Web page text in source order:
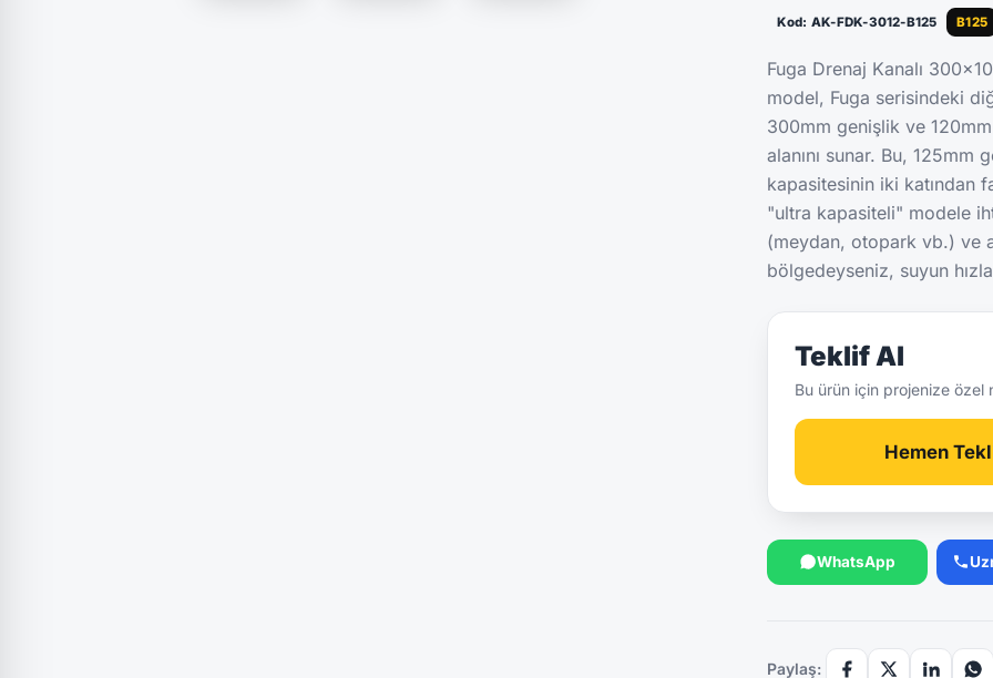
Kod: AK-FDK-3012-B125 B125
Fuga Drenaj Kanalı
model, Fuga serisindeki
300mm genişlik ve
alanını sunar. Bu,
kapasitesinin iki katından
"ultra kapasiteli" modele
(meydan, otopark vb.) ve
bölgedeyseniz, suyun
Teklif Al
Bu ürün için projenize
Hemen
WhatsApp
Paylaş: